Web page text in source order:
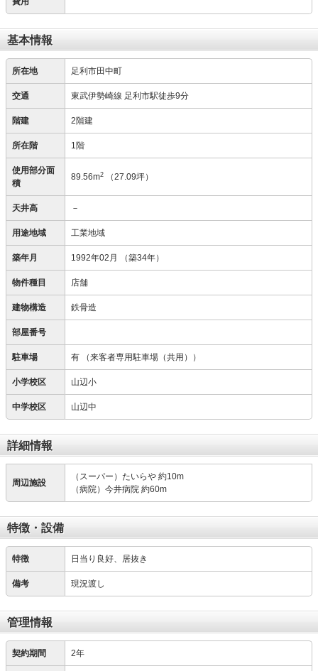
基本情報
所在地 足利市田中町
交通 東武伊勢崎線 足利市駅徒歩9分
階建 2階建
所在階 1階
使用部分面
積
89.56m2 （27.09坪）
天井高 －
用途地域 工業地域
築年月 1992年02月 （築34年）
物件種目 店舗
建物構造 鉄骨造
部屋番号
駐車場 有 （来客者専用駐車場（共用））
小学校区 山辺小
中学校区 山辺中
詳細情報
周辺施設
（スーパー）たいらや 約10m
（病院）今井病院 約60m
特徴・設備
特徴 日当り良好、居抜き
備考 現況渡し
管理情報
契約期間 2年